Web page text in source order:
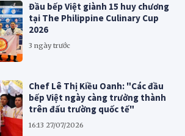
Đầu bếp Việt giành 15 huy chương
tại The Philippine Culinary Cup
2026
3 ngày trước
Chef Lê Thị Kiều Oanh: "Các đầu
bếp Việt ngày càng trưởng thành
trên đấu trường quốc tế"
16:13 27/07/2026